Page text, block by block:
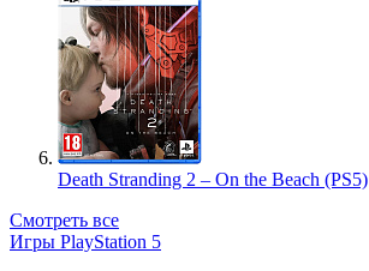
Death Stranding 2 – On the Beach (PS5)
Смотреть все
Игры PlayStation 5